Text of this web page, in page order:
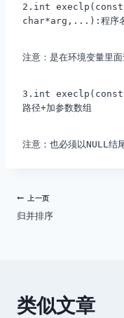
2.int
char*arg,...):程序
注意：是在环境变量里
3.int
路径+加参数数组
注意：也必须以NULL结
文
航
上一页
归并排序
类似文章